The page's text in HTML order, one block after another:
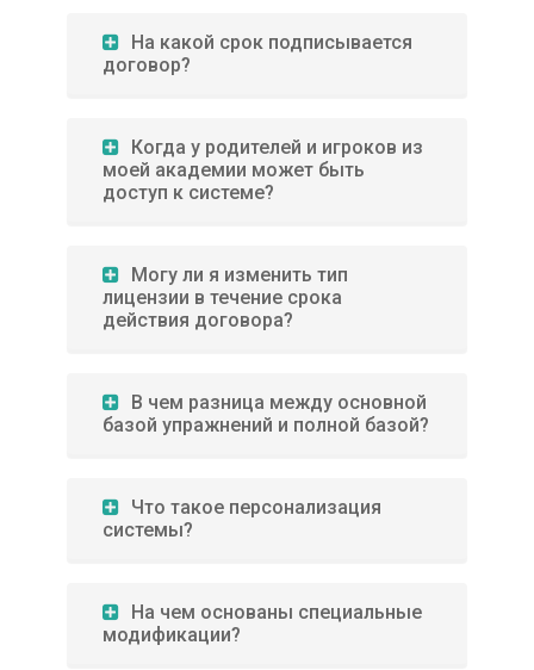
На какой срок подписывается
договор?
Когда у родителей и игроков из
моей академии может быть
доступ к системе?
Могу ли я изменить тип
лицензии в течение срока
действия договора?
В чем разница между основной
базой упражнений и полной базой?
Что такое персонализация
системы?
На чем основаны специальные
модификации?